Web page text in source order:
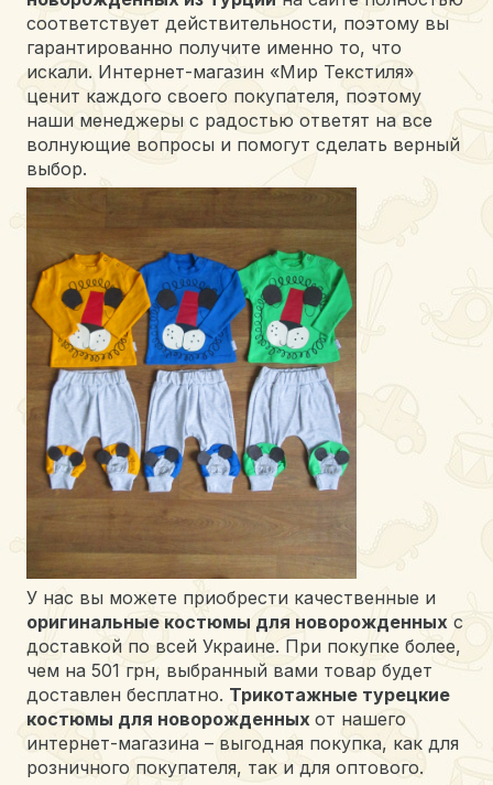
соответствует действительности, поэтому вы
гарантированно получите именно то, что
искали. Интернет-магазин «Мир Текстиля»
ценит каждого своего покупателя, поэтому
наши менеджеры с радостью ответят на все
волнующие вопросы и помогут сделать верный
выбор.
У нас вы можете приобрести качественные и
оригинальные костюмы для новорожденных с
доставкой по всей Украине. При покупке более,
чем на 501 грн, выбранный вами товар будет
доставлен бесплатно. Трикотажные турецкие
костюмы для новорожденных от нашего
интернет-магазина – выгодная покупка, как для
розничного покупателя, так и для оптового.